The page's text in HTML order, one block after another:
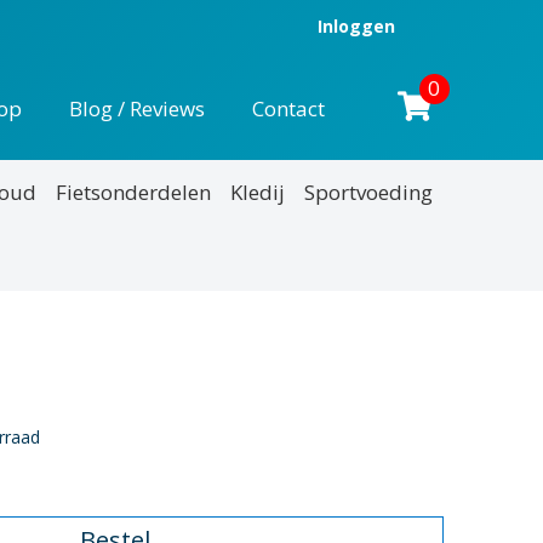
Inloggen
Blog / Reviews Contact
0
Fietsonderdelen Kledij Sportvoeding